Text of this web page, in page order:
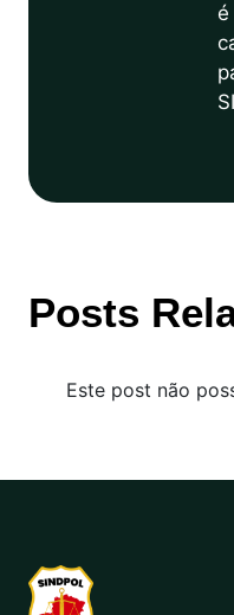
é
Posts
Este post não